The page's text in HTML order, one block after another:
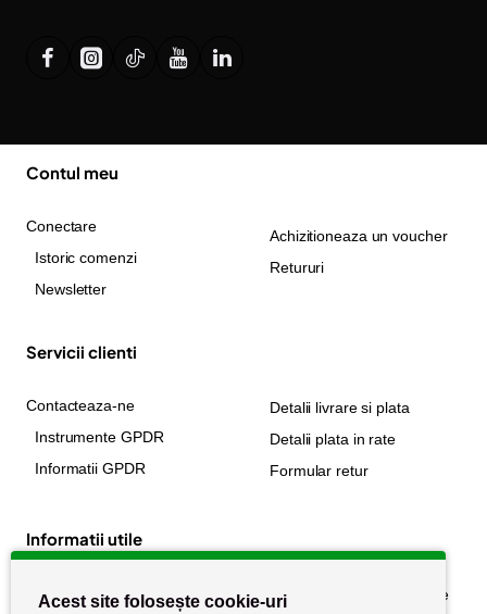
Contul meu
Conectare
Istoric comenzi
Newsletter
Achizitioneaza un voucher
Retururi
Servicii clienti
Contacteaza-ne
Instrumente GPDR
Informatii GPDR
Detalii livrare si plata
Detalii plata in rate
Formular retur
Informatii utile
Despre noi
Politica de confidențialitate
Acest site folosește cookie-uri